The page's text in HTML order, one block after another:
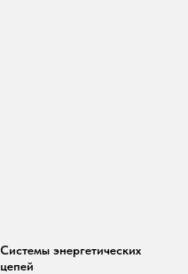
Системы энергетических
цепей